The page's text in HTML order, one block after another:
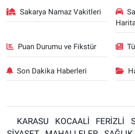
Sakarya Namaz Vakitleri
Puan Durumu ve Fikstür
Son Dakika Haberleri
KARASU KOCAALİ FERİZLİ